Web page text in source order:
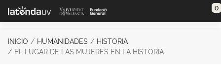
Saltar al contenido principal 0
INICIO HUMANIDADES
HISTORIA
EL LUGAR DE LAS MUJERES EN LA HISTORIA